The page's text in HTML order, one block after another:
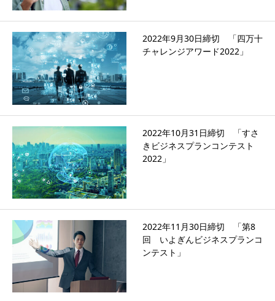
2022年9月30日締切 「四万十
チャレンジアワード2022」
2022年10月31日締切 「すさ
きビジネスプランコンテスト
2022」
2022年11月30日締切 「第8
回 いよぎんビジネスプランコ
ンテスト」